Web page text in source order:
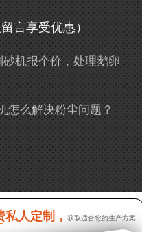
留言享受优惠）
机报个价，处理鹅卵
怎么解决粉尘问题？
出个方案及报价，有什
私人定制， 获取适合您的生产方案